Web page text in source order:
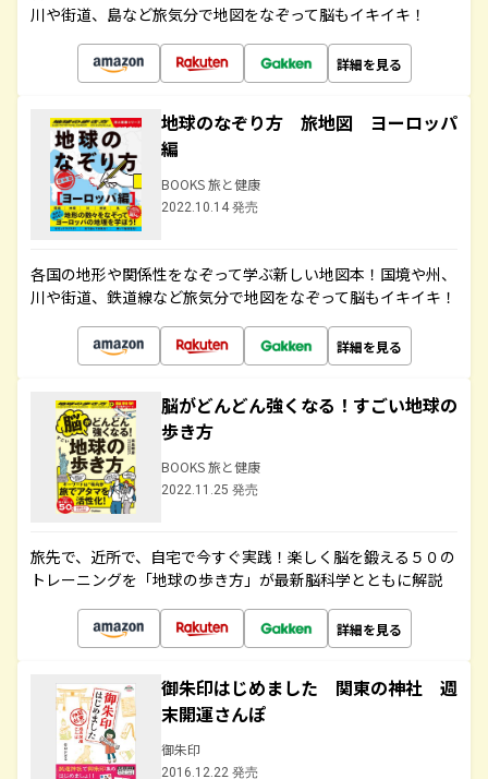
川や街道、島など旅気分で地図をなぞって脳もイキイキ！
詳細を見る
地球のなぞり方 旅地図 ヨーロッパ
編
BOOKS 旅と健康
2022.10.14 発売
各国の地形や関係性をなぞって学ぶ新しい地図本！国境や州、
川や街道、鉄道線など旅気分で地図をなぞって脳もイキイキ！
詳細を見る
脳がどんどん強くなる！すごい地球の
歩き方
BOOKS 旅と健康
2022.11.25 発売
旅先で、近所で、自宅で今すぐ実践！楽しく脳を鍛える５０の
トレーニングを「地球の歩き方」が最新脳科学とともに解説
詳細を見る
御朱印はじめました 関東の神社 週
末開運さんぽ
御朱印
2016.12.22 発売